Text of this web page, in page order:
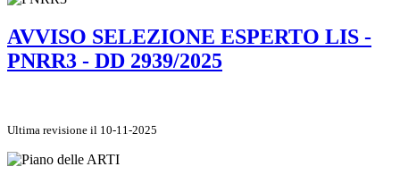
AVVISO SELEZIONE ESPERTO LIS -
PNRR3 - DD 2939/2025
Ultima revisione il 10-11-2025